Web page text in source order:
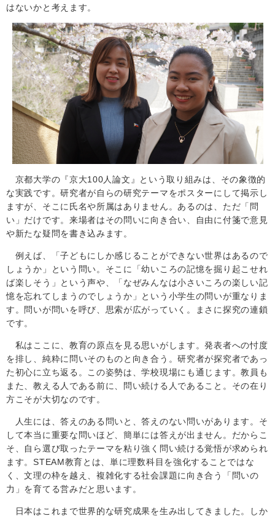
はないかと考えます。
京都大学の『京大100人論文』という取り組みは、その象徴的
な実践です。研究者が自らの研究テーマをポスターにして掲示し
ますが、そこに氏名や所属はありません。あるのは、ただ「問
い」だけです。来場者はその問いに向き合い、自由に付箋で意見
や新たな疑問を書き込みます。
例えば、「子どもにしか感じることができない世界はあるので
しょうか」という問い。そこに「幼いころの記憶を掘り起こせれ
ば楽しそう」という声や、「なぜみんなは小さいころの楽しい記
憶を忘れてしまうのでしょうか」という小学生の問いが重なりま
す。問いが問いを呼び、思索が広がっていく。まさに探究の連鎖
です。
私はここに、教育の原点を見る思いがします。発表者への忖度
を排し、純粋に問いそのものと向き合う。研究者が探究者であっ
た初心に立ち返る。この姿勢は、学校現場にも通じます。教員も
また、教える人である前に、問い続ける人であること。その在り
方こそが大切なのです。
人生には、答えのある問いと、答えのない問いがあります。そ
して本当に重要な問いほど、簡単には答えが出ません。だからこ
そ、自ら選び取ったテーマを粘り強く問い続ける覚悟が求められ
ます。STEAM教育とは、単に理数科目を強化することではな
く、文理の枠を越え、複雑化する社会課題に向き合う「問いの
力」を育てる営みだと思います。
日本はこれまで世界的な研究成果を生み出してきました。しか